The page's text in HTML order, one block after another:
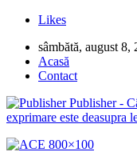
Likes
sâmbătă, august 8,
Acasă
Contact
Publisher -
exprimare este deasupra